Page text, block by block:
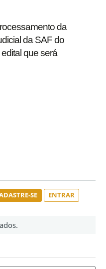
da
da SAF do
que será